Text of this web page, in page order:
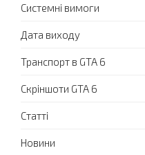
Системні вимоги
Дата виходу
Транспорт в GTA 6
Скріншоти GTA 6
Статті
Новини